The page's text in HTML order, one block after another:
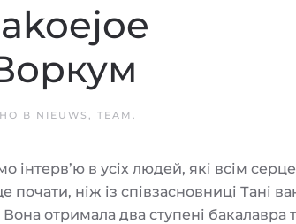
В NIEUWS TEAM
в усіх людей, які всім
ніж із співзасновниці Тані
отримала два ступені бакалавра